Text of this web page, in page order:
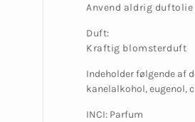
Anvend aldrig
Duft:
Kraftig blomsterduft
Indeholder følgende af
kanelalkohol, eugenol,
INCI: Parfum